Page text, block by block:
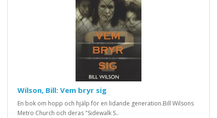
Wilson, Bill: Vem bryr sig
En bok om hopp och hjälp för en lidande generation.Bill Wilsons
Metro Church och deras "Sidewalk S..